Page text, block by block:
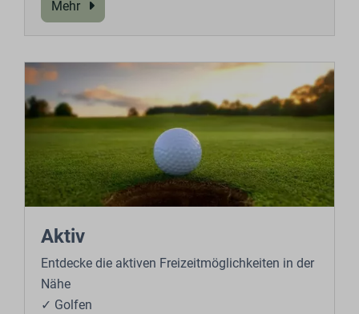
Mehr
Aktiv
Entdecke die aktiven Freizeitmöglichkeiten in der
Nähe
✓ Golfen